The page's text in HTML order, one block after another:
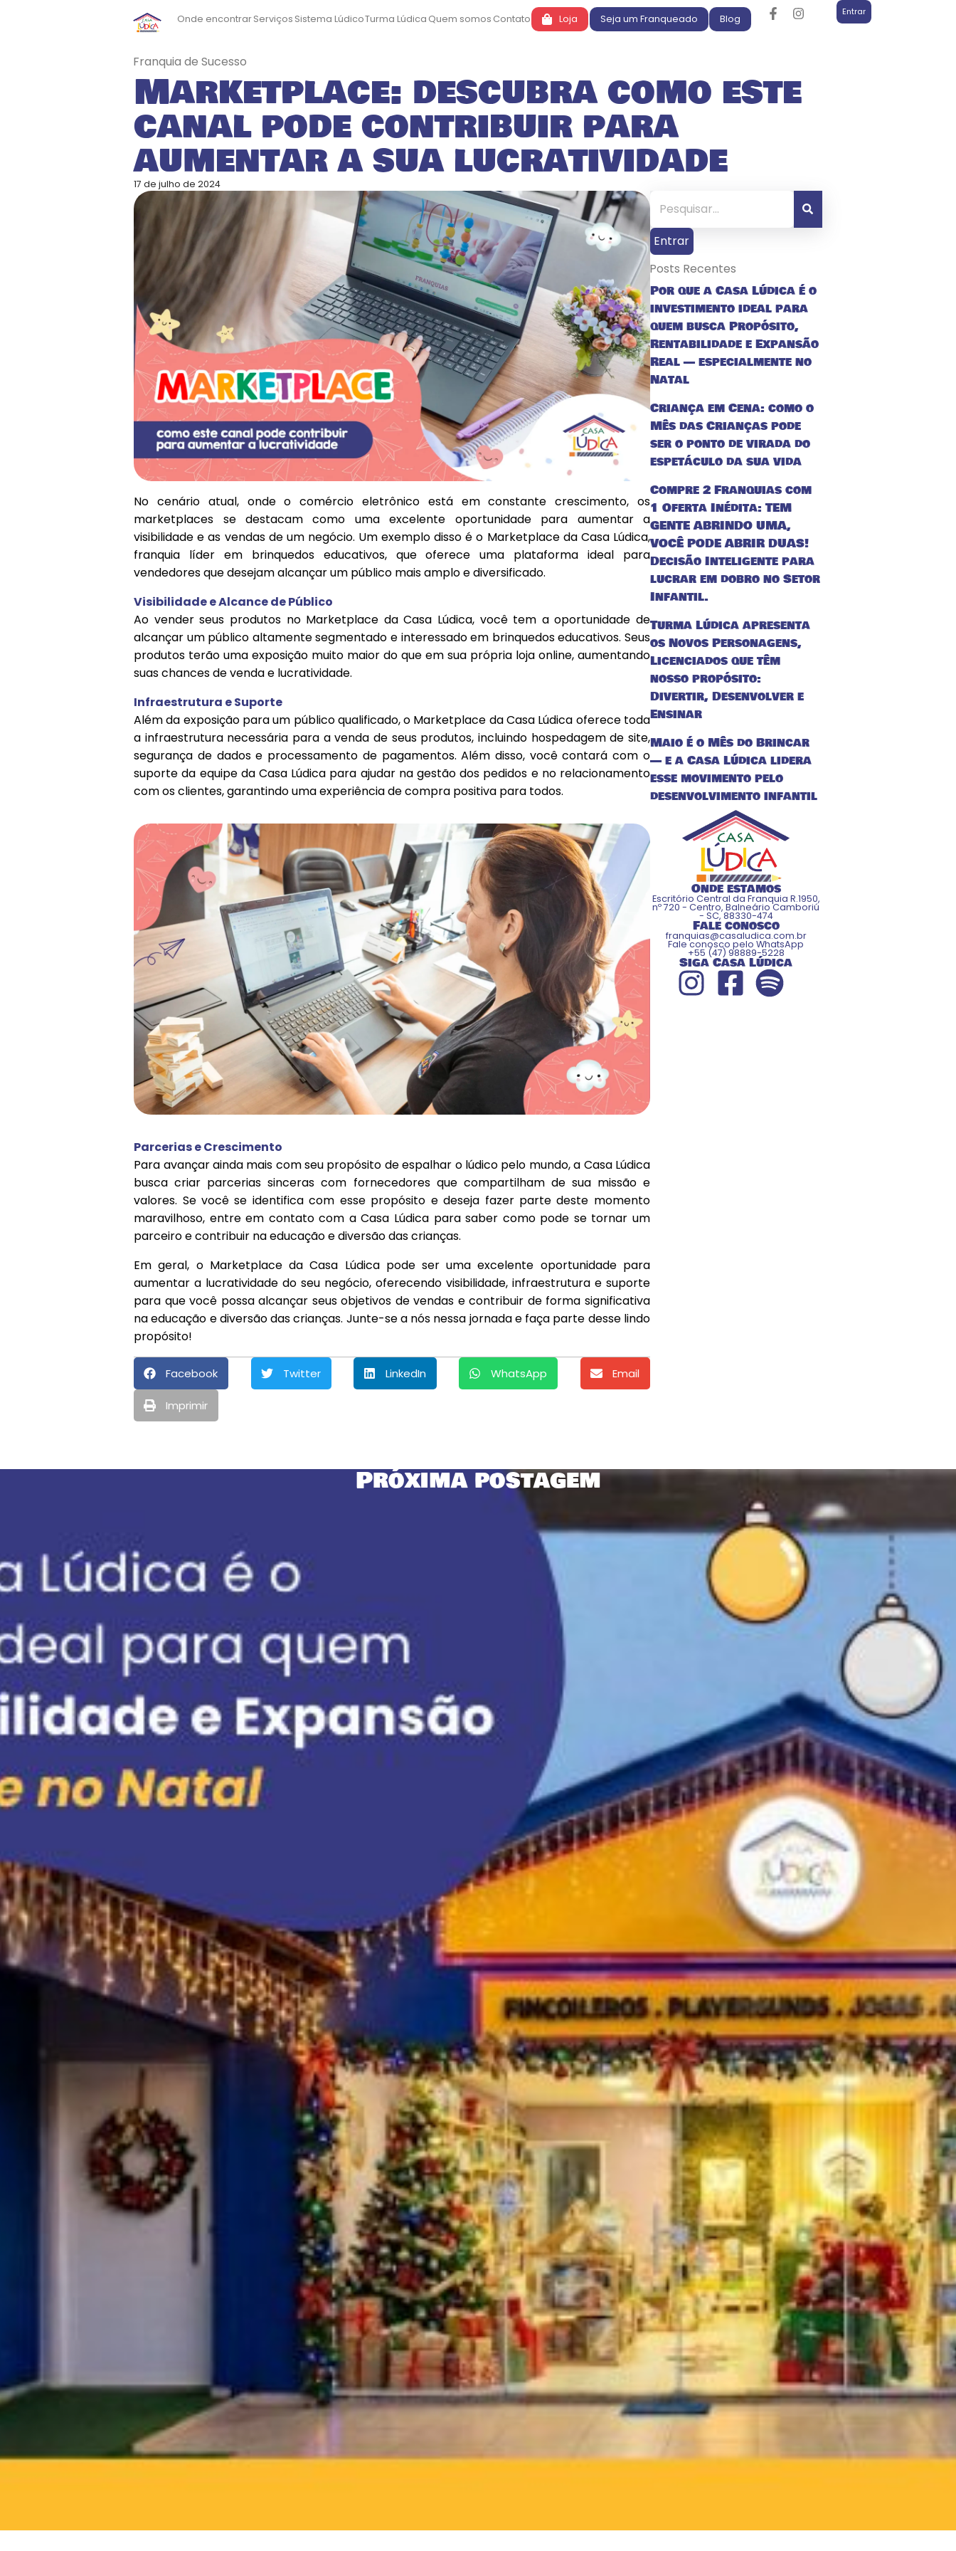
Onde encontrarServiços Sistema LúdicoTurma Lúdica Quem somos Contato Loja Seja um Franqueado Blog
Entrar
Franquia de Sucesso
Marketplace: descubra como este
canal pode contribuir para
aumentar a sua lucratividade
17 de julho de 2024
No cenário atual, onde o comércio eletrônico está em constante crescimento, os
marketplaces se destacam como uma excelente oportunidade para aumentar a
visibilidade e as vendas de um negócio. Um exemplo disso é o Marketplace da Casa Lúdica,
franquia líder em brinquedos educativos, que oferece uma plataforma ideal para
vendedores que desejam alcançar um público mais amplo e diversificado.
Visibilidade e Alcance de Público
Ao vender seus produtos no Marketplace da Casa Lúdica, você tem a oportunidade de
alcançar um público altamente segmentado e interessado em brinquedos educativos. Seus
produtos terão uma exposição muito maior do que em sua própria loja online, aumentando
suas chances de venda e lucratividade.
Infraestrutura e Suporte
Além da exposição para um público qualificado, o Marketplace da Casa Lúdica oferece toda
a infraestrutura necessária para a venda de seus produtos, incluindo hospedagem de site,
segurança de dados e processamento de pagamentos. Além disso, você contará com o
suporte da equipe da Casa Lúdica para ajudar na gestão dos pedidos e no relacionamento
com os clientes, garantindo uma experiência de compra positiva para todos.
Parcerias e Crescimento
Para avançar ainda mais com seu propósito de espalhar o lúdico pelo mundo, a Casa Lúdica
busca criar parcerias sinceras com fornecedores que compartilham de sua missão e
valores. Se você se identifica com esse propósito e deseja fazer parte deste momento
maravilhoso, entre em contato com a Casa Lúdica para saber como pode se tornar um
parceiro e contribuir na educação e diversão das crianças.
Em geral, o Marketplace da Casa Lúdica pode ser uma excelente oportunidade para
aumentar a lucratividade do seu negócio, oferecendo visibilidade, infraestrutura e suporte
para que você possa alcançar seus objetivos de vendas e contribuir de forma significativa
na educação e diversão das crianças. Junte-se a nós nessa jornada e faça parte desse lindo
propósito!
Facebook Twitter LinkedIn WhatsApp Email
Imprimir
Entrar
Posts Recentes
Por que a Casa Lúdica é o
investimento ideal para
quem busca Propósito,
Rentabilidade e Expansão
Real — especialmente no
Natal
Criança em Cena: como o
Mês das Crianças pode
ser o ponto de virada do
espetáculo da sua vida
Compre 2 Franquias com
1 Oferta Inédita: TEM
GENTE ABRINDO UMA,
VOCÊ PODE ABRIR DUAS!
Decisão Inteligente para
lucrar em dobro no Setor
Infantil.
Turma Lúdica apresenta
os Novos Personagens,
Licenciados que têm
nosso propósito:
Divertir, Desenvolver e
Ensinar
Maio é o Mês do Brincar
— e a Casa Lúdica lidera
esse movimento pelo
desenvolvimento infantil
Onde estamos
Escritório Central da Franquia R.1950,
nº 720 - Centro, Balneário Camboriú
- SC, 88330-474
Fale conosco
franquias@casaludica.com.br
Fale conosco pelo WhatsApp
+55 (47) 98889-5228
Siga Casa Lúdica
Próxima postagem